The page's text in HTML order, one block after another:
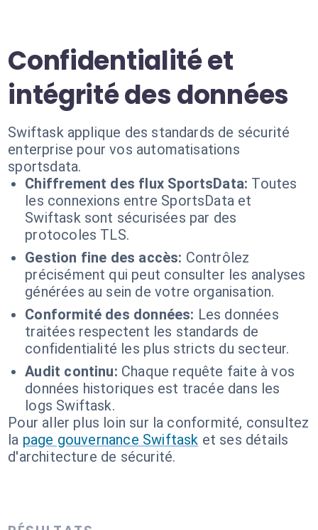
Confidentialité et
intégrité des données
Swiftask applique des standards de sécurité
enterprise pour vos automatisations
sportsdata.
Chiffrement des flux SportsData: Toutes
les connexions entre SportsData et
Swiftask sont sécurisées par des
protocoles TLS.
Gestion fine des accès: Contrôlez
précisément qui peut consulter les analyses
générées au sein de votre organisation.
Conformité des données: Les données
traitées respectent les standards de
confidentialité les plus stricts du secteur.
Audit continu: Chaque requête faite à vos
données historiques est tracée dans les
logs Swiftask.
Pour aller plus loin sur la conformité, consultez
la page gouvernance Swiftask et ses détails
d'architecture de sécurité.